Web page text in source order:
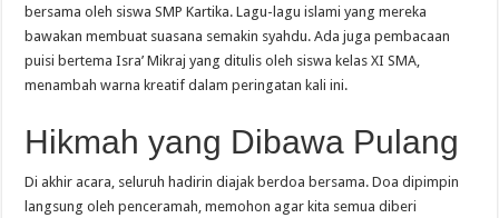
bersama oleh siswa SMP Kartika. Lagu-lagu islami yang mereka
bawakan membuat suasana semakin syahdu. Ada juga pembacaan
puisi bertema Isra’ Mikraj yang ditulis oleh siswa kelas XI SMA,
menambah warna kreatif dalam peringatan kali ini.
Hikmah yang Dibawa Pulang
Di akhir acara, seluruh hadirin diajak berdoa bersama. Doa dipimpin
langsung oleh penceramah, memohon agar kita semua diberi